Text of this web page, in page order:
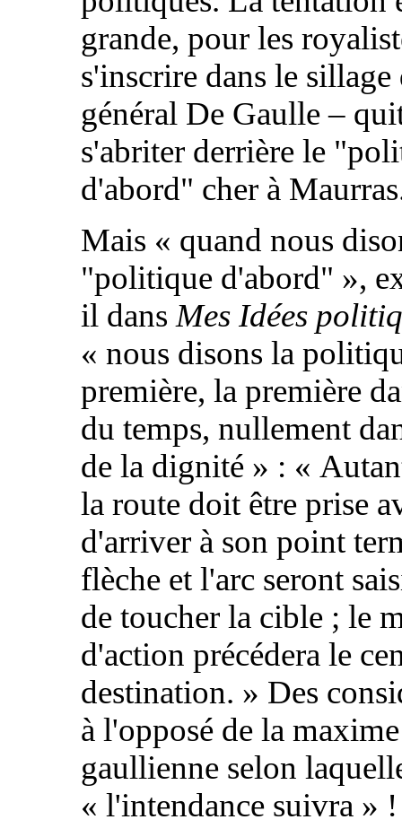
grande, pour les
s'inscrire dans le sillage
général De Gaulle –
s'abriter derrière le
d'abord" cher à
Mais « quand nous
"politique d'abord" »,
il dans Mes Idées
« nous disons la
première, la première
du temps, nullement
de la dignité » : «
la route doit être prise
d'arriver à son point
flèche et l'arc seront
de toucher la cible ; le
d'action précédera le
destination. » Des
à l'opposé de la maxime
gaullienne selon
« l'intendance suivra » !